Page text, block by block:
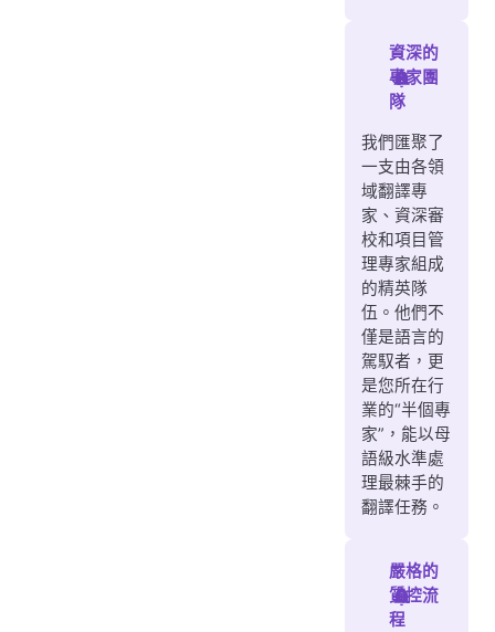
資深的
專家團
隊
我們匯聚了
一支由各領
域翻譯專
家、資深審
校和項目管
理專家組成
的精英隊
伍。他們不
僅是語言的
駕馭者，更
是您所在行
業的“半個專
家”，能以母
語級水準處
理最棘手的
翻譯任務。
嚴格的
質控流
程